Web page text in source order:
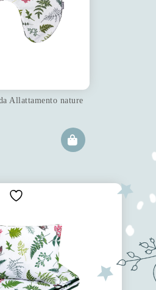
Allattamento nature